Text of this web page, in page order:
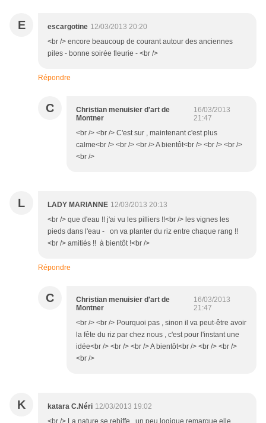
E escargotine 12/03/2013 20:20
<br /> encore beaucoup de courant autour des anciennes
piles - bonne soirée fleurie - <br />
Répondre
C
Christian menuisier d'art de
Montner
16/03/2013
21:47
<br /> <br /> C'est sur , maintenant c'est plus
calme<br /> <br /> <br /> A bientôt<br /> <br /> <br />
<br />
L LADY MARIANNE 12/03/2013 20:13
<br /> que d'eau !! j'ai vu les pilliers !!<br /> les vignes les
pieds dans l'eau - on va planter du riz entre chaque rang !!
<br /> amitiés !! à bientôt !<br />
Répondre
C
Christian menuisier d'art de
Montner
16/03/2013
21:47
<br /> <br /> Pourquoi pas , sinon il va peut-être avoir
la fête du riz par chez nous , c'est pour l'instant une
idée<br /> <br /> <br /> A bientôt<br /> <br /> <br />
<br />
K katara C.Néri 12/03/2013 19:02
<br /> La nature se rebiffe.. un peu logique remarque elle